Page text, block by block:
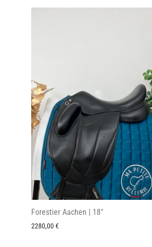
Forestier Aachen | 18″
2280,00€